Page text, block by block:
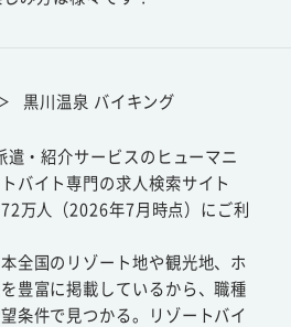
黒川温泉 バイキング
・紹介サービスのヒューマニ
バイト専門の求人検索サイト
万人（2026年7月時点）にご利
全国のリゾート地や観光地、ホ
豊富に掲載しているから、職種
条件で見つかる。リゾートバイ